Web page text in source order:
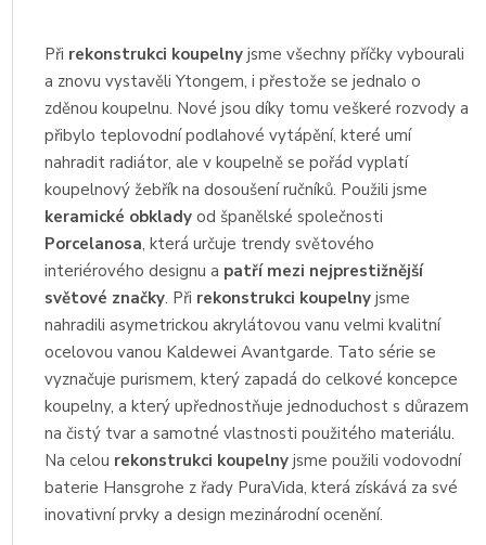
Při rekonstrukci koupelny jsme všechny příčky vybourali
a znovu vystavěli Ytongem, i přestože se jednalo o
zděnou koupelnu. Nové jsou díky tomu veškeré rozvody a
přibylo teplovodní podlahové vytápění, které umí
nahradit radiátor, ale v koupelně se pořád vyplatí
koupelnový žebřík na dosoušení ručníků. Použili jsme
keramické obklady od španělské společnosti
Porcelanosa, která určuje trendy světového
interiérového designu a patří mezi nejprestižnější
světové značky. Při rekonstrukci koupelny jsme
nahradili asymetrickou akrylátovou vanu velmi kvalitní
ocelovou vanou Kaldewei Avantgarde. Tato série se
vyznačuje purismem, který zapadá do celkové koncepce
koupelny, a který upřednostňuje jednoduchost s důrazem
na čistý tvar a samotné vlastnosti použitého materiálu.
Na celou rekonstrukci koupelny jsme použili vodovodní
baterie Hansgrohe z řady PuraVida, která získává za své
inovativní prvky a design mezinárodní ocenění.